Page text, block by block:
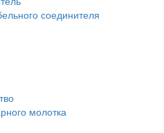
соединителя
молотка